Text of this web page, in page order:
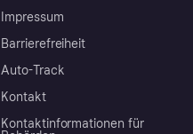
Impressum
Barrierefreiheit
Auto-Track
Kontakt
Kontaktinformationen für